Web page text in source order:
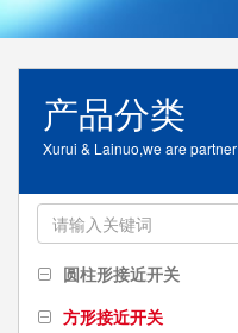
产品分类
Xurui & Lainuo,we are partner
圆柱形接近开关
方形接近开关